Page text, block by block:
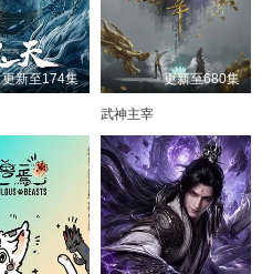
更新至174集 更新至680集
武神主宰